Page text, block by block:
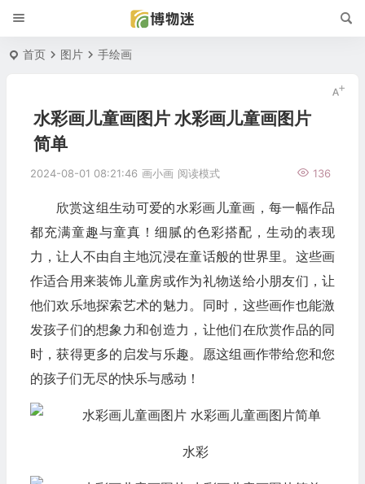
首页 图片 手绘画
水彩画儿童画图片 水彩画儿童画图片
简单
2024-08-01 08:21:46 画小画 136
阅读模式
欣赏这组生动可爱的水彩画儿童画，每一幅作品
都充满童趣与童真！细腻的色彩搭配，生动的表现
力，让人不由自主地沉浸在童话般的世界里。这些画
作适合用来装饰儿童房或作为礼物送给小朋友们，让
他们欢乐地探索艺术的魅力。同时，这些画作也能激
发孩子们的想象力和创造力，让他们在欣赏作品的同
时，获得更多的启发与乐趣。愿这组画作带给您和您
的孩子们无尽的快乐与感动！
水彩